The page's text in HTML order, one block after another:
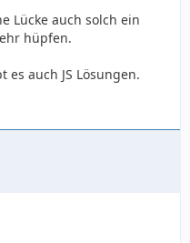
Lücke auch solch ein
hüpfen.
es auch JS Lösungen.